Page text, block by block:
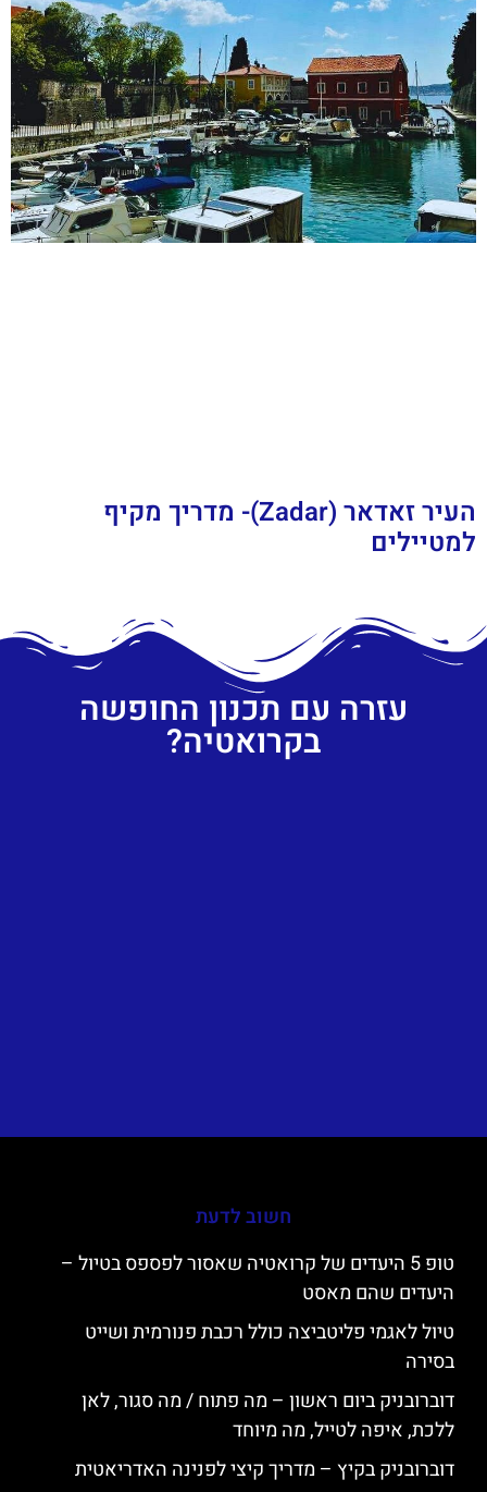
העיר זאדאר (Zadar)- מדריך מקיף
למטיילים
עזרה עם תכנון החופשה
בקרואטיה?
חשוב לדעת
טופ 5 היעדים של קרואטיה שאסור לפספס בטיול –
היעדים שהם מאסט
טיול לאגמי פליטביצה כולל רכבת פנורמית ושייט
בסירה
דוברובניק ביום ראשון – מה פתוח / מה סגור, לאן
ללכת, איפה לטייל, מה מיוחד
דוברובניק בקיץ – מדריך קיצי לפנינה האדריאטית